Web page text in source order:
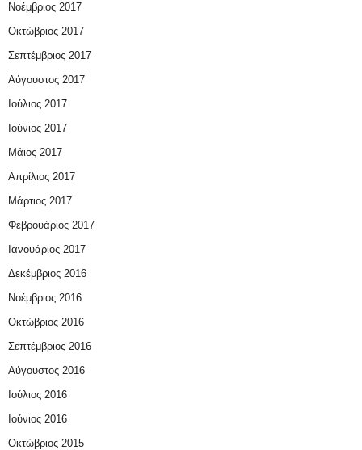
Νοέμβριος 2017
Οκτώβριος 2017
Σεπτέμβριος 2017
Αύγουστος 2017
Ιούλιος 2017
Ιούνιος 2017
Μάιος 2017
Απρίλιος 2017
Μάρτιος 2017
Φεβρουάριος 2017
Ιανουάριος 2017
Δεκέμβριος 2016
Νοέμβριος 2016
Οκτώβριος 2016
Σεπτέμβριος 2016
Αύγουστος 2016
Ιούλιος 2016
Ιούνιος 2016
Οκτώβριος 2015